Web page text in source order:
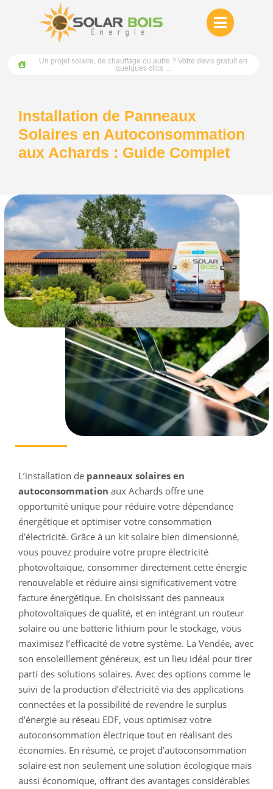
Un projet solaire, de chauffage ou autre ? Votre devis gratuit en
quelques clics ...
Installation de Panneaux
Solaires en Autoconsommation
aux Achards : Guide Complet
L’installation de panneaux solaires en
autoconsommation aux Achards offre une
opportunité unique pour réduire votre dépendance
énergétique et optimiser votre consommation
d’électricité. Grâce à un kit solaire bien dimensionné,
vous pouvez produire votre propre électricité
photovoltaïque, consommer directement cette énergie
renouvelable et réduire ainsi significativement votre
facture énergétique. En choisissant des panneaux
photovoltaïques de qualité, et en intégrant un routeur
solaire ou une batterie lithium pour le stockage, vous
maximisez l’efficacité de votre système. La Vendée, avec
son ensoleillement généreux, est un lieu idéal pour tirer
parti des solutions solaires. Avec des options comme le
suivi de la production d’électricité via des applications
connectées et la possibilité de revendre le surplus
d’énergie au réseau EDF, vous optimisez votre
autoconsommation électrique tout en réalisant des
économies. En résumé, ce projet d’autoconsommation
solaire est non seulement une solution écologique mais
aussi économique, offrant des avantages considérables